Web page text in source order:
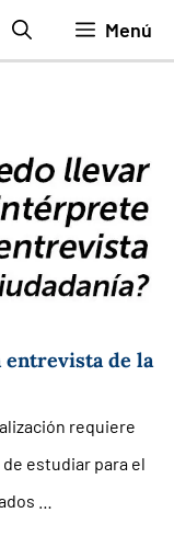
Menú
entrevista de la
requiere
estudiar para el
…